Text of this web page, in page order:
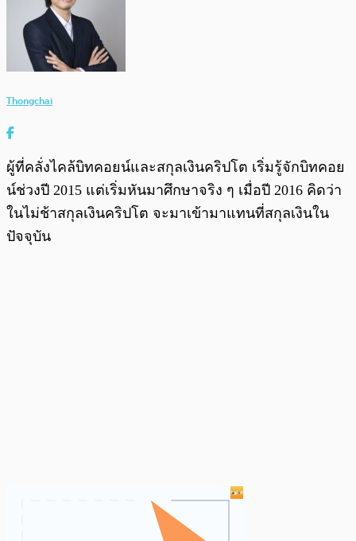
Thongchai
ผู้ที่คลั่งไคล้บิทคอยน์และสกุลเงินคริปโต เริ่มรู้จักบิทคอย
น์ช่วงปี 2015 แต่เริ่มหันมาศึกษาจริง ๆ เมื่อปี 2016 คิดว่า
ในไม่ช้าสกุลเงินคริปโต จะมาเข้ามาแทนที่สกุลเงินใน
ปัจจุบัน